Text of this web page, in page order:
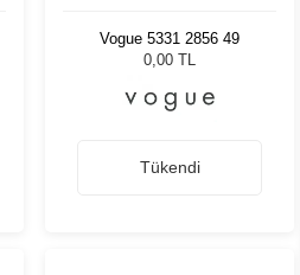
Vogue 5331 2856 49
0,00 TL
Tükendi